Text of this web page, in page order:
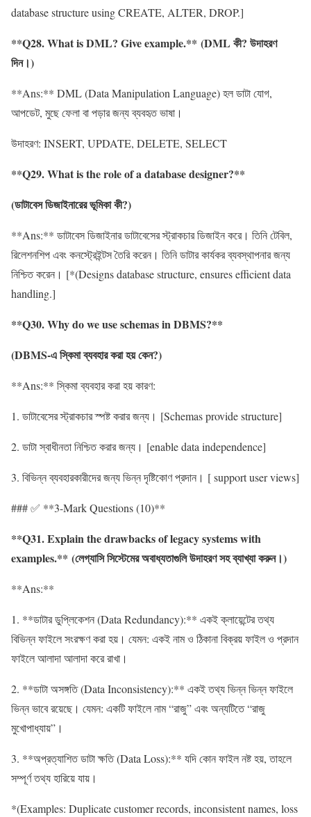
database structure using CREATE, ALTER, DROP.]
**Q28. What is DML? Give example.** (DML কী? উদাহরণ
দিন।)
**Ans:** DML (Data Manipulation Language) হল ডাটা যোগ,
আপডেট, মুছে ফেলা বা পড়ার জন্য ব্যবহৃত ভাষা।
উদাহরণ: INSERT, UPDATE, DELETE, SELECT
**Q29. What is the role of a database designer?**
(ডাটাবেসডিজাইনারেরভূমিকাকী?)
**Ans:** ডাটাবেস ডিজাইনার ডাটাবেসের স্ট্রাকচার ডিজাইন করে। তিনি টেবিল,
রিলেশনশিপ এবং কনস্ট্রেইন্টস তৈরি করেন। তিনি ডাটার কার্যকর ব্যবস্থাপনার জন্য
নিশ্চিত করেন। [*(Designs database structure, ensures efficient data
handling.]
**Q30. Why do we use schemas in DBMS?**
(DBMS-এস্কিমাব্যবহারকরাহয়কেন?)
**Ans:** স্কিমা ব্যবহার করা হয় কারণ:
1. ডাটাবেসের স্ট্রাকচার স্পষ্ট করার জন্য। [Schemas provide structure]
2. ডাটা স্বাধীনতা নিশ্চিত করার জন্য। [enable data independence]
3. বিভিন্ন ব্যবহারকারীদের জন্য ভিন্ন দৃষ্টিকোণ প্রদান। [ support user views]
### ✅ **3-Mark Questions (10)**
**Q31. Explain the drawbacks of legacy systems with
examples.** (লেগ্যাসি সিস্টেমের অবাধ্যতাগুলি উদাহরণ সহ ব্যাখ্যা করুন।)
**Ans:**
1. **ডাটার ডুপ্লিকেশন (Data Redundancy):** একই ক্লায়েন্টের তথ্য
বিভিন্ন ফাইলে সংরক্ষণ করা হয়। যেমন: একই নাম ও ঠিকানা বিক্রয় ফাইল ও প্রদান
ফাইলে আলাদা আলাদা করে রাখা।
2. **ডাটা অসঙ্গতি (Data Inconsistency):** একই তথ্য ভিন্ন ভিন্ন ফাইলে
ভিন্ন ভাবে রয়েছে। যেমন: একটি ফাইলে নাম “রাজু” এবং অন্যটিতে “রাজু
মুখোপাধ্যায়”।
3. **অপ্রত্যাশিত ডাটা ক্ষতি (Data Loss):** যদি কোন ফাইল নষ্ট হয়, তাহলে
সম্পূর্ণ তথ্য হারিয়ে যায়।
*(Examples: Duplicate customer records, inconsistent names, loss